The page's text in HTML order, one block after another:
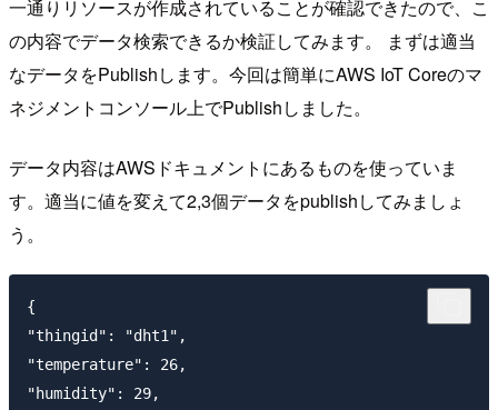
一通りリソースが作成されていることが確認できたので、こ
の内容でデータ検索できるか検証してみます。 まずは適当
なデータをPublishします。今回は簡単にAWS IoT Coreのマ
ネジメントコンソール上でPublishしました。
データ内容はAWSドキュメントにあるものを使っていま
す。適当に値を変えて2,3個データをpublishしてみましょ
う。
{
"thingid": "dht1",
"temperature": 26,
"humidity": 29,